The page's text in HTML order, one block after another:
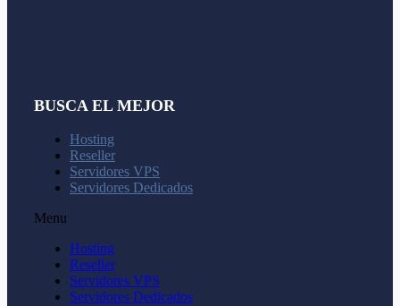
BUSCA EL MEJOR
Hosting
Reseller
Servidores VPS
Servidores Dedicados
Menu
Hosting
Reseller
Servidores VPS
Servidores Dedicados